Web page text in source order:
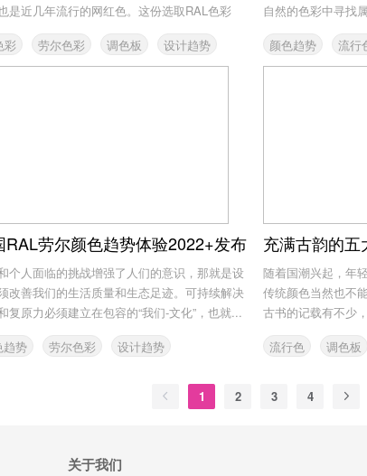
是近几年流行的网红色。这份选取RAL色彩
彩
劳尔色彩 调色板 设计趋势
自然的色彩中寻找
颜色趋势
流行
RAL劳尔颜色趋势体验2022+发布
个人面临的挑战增强了人们的意识，那就是设
改善我们的生活质量和生态足迹。可持续解决
复原力必须建立在包容的“我们-文化”，也就...
趋势
劳尔色彩 设计趋势
随着国潮兴起，年
传统颜色当然也不
古书的记载有不少
流行色
调色板
1 2 3 4
关于我们